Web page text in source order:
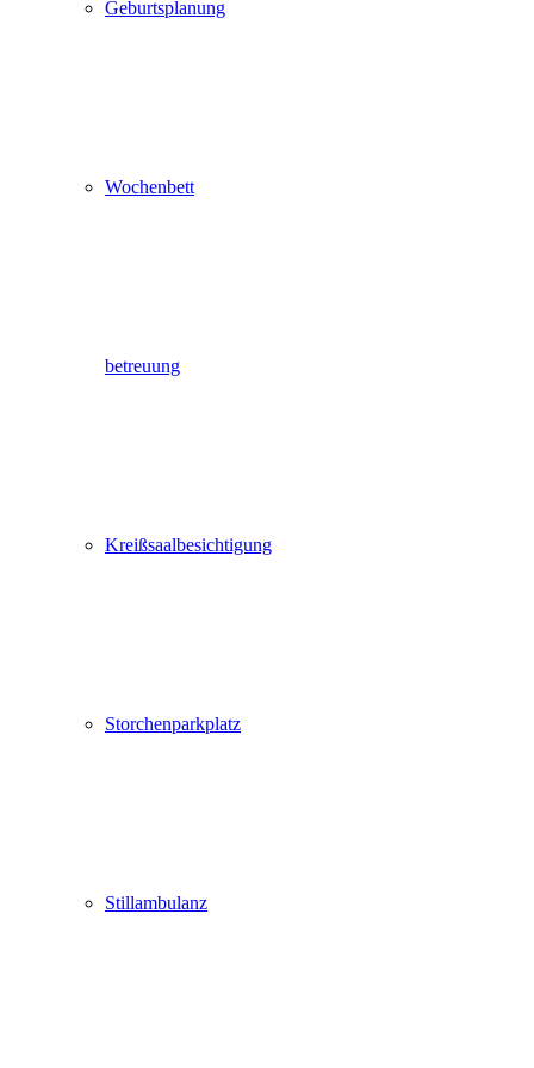
Geburtsplanung
Wochenbett
betreuung
Kreißsaalbesichtigung
Storchenparkplatz
Stillambulanz